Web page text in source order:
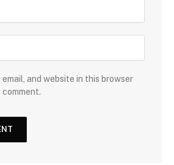
email, and website in this browser